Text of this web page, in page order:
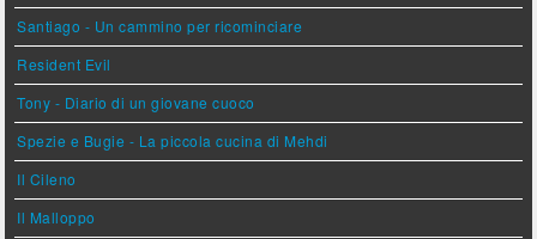
Santiago - Un cammino per ricominciare
Resident Evil
Tony - Diario di un giovane cuoco
Spezie e Bugie - La piccola cucina di Mehdi
Il Cileno
Il Malloppo